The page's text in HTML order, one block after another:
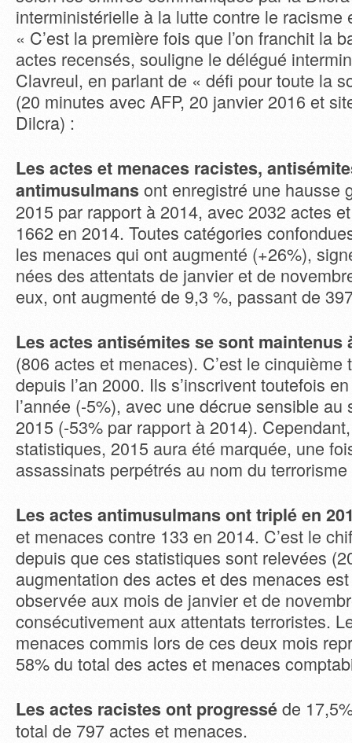
interministérielle à la lutte contre le racisme
« C’est la première fois que l’on franchit la
actes recensés, souligne le délégué
Clavreul, en parlant de « défi pour toute la
(20 minutes avec AFP, 20 janvier 2016 et
Dilcra) :
Les actes et menaces racistes,
antimusulmansont enregistré une hausse
2015 par rapport à 2014, avec 2032 actes
1662 en 2014. Toutes catégories
les menaces qui ont augmenté (+26%),
nées des attentats de janvier et de
eux, ont augmenté de 9,3 %, passant de
Les actes antisémites se sont maintenus
(806 actes et menaces). C’est le
depuis l’an 2000. Ils s’inscrivent toutefois
l’année (-5%), avec une décrue sensible au
2015 (-53% par rapport à 2014).
statistiques, 2015 aura été marquée, une
assassinats perpétrés au nom du
Les actes antimusulmans ont triplé en
et menaces contre 133 en 2014. C’est le
depuis que ces statistiques sont relevées
augmentation des actes et des menaces
observée aux mois de janvier et de
consécutivement aux attentats terroristes.
menaces commis lors de ces deux mois
58% du total des actes et menaces
Les actes racistes ont progresséde
total de 797 actes et menaces.